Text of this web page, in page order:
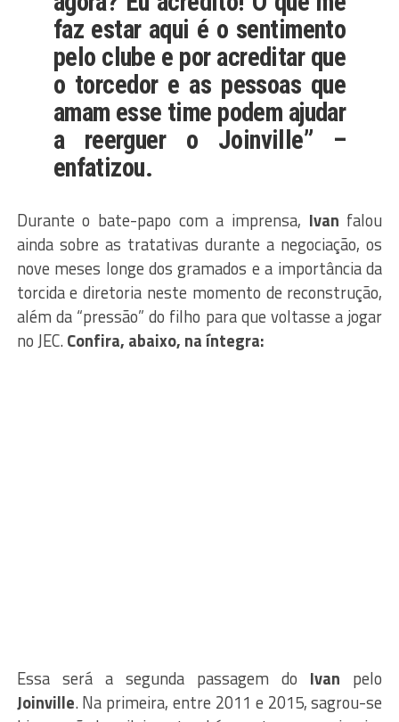
faz estar aqui é o sentimento
pelo clube e por acreditar que
o torcedor e as pessoas que
amam esse time podem ajudar
a reerguer o Joinville” –
enfatizou.
Durante o bate-papo com a imprensa, Ivan falou
ainda sobre as tratativas durante a negociação, os
nove meses longe dos gramados e a importância da
torcida e diretoria neste momento de reconstrução,
além da “pressão” do filho para que voltasse a jogar
no JEC.Confira, abaixo, na íntegra:
Essa será a segunda passagem do Ivan pelo
Joinville. Na primeira, entre 2011 e 2015, sagrou-se